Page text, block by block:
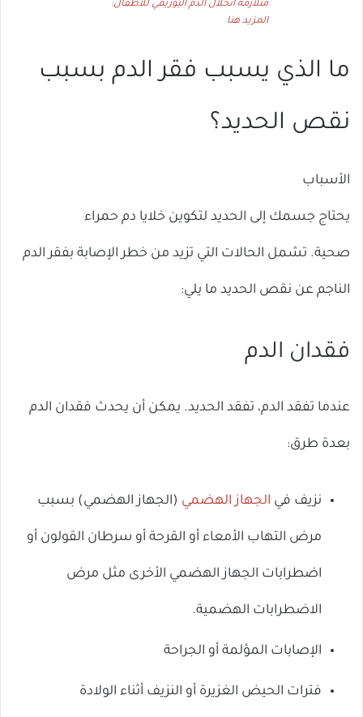
متلازمة انحلال الدم اليوريمي للأطفال:
المزيد هنا
ما الذي يسبب فقر الدم بسبب
نقص الحديد؟
الأسباب
يحتاج جسمك إلى الحديد لتكوين خلايا دم حمراء
صحية. تشمل الحالات التي تزيد من خطر الإصابة بفقر الدم
الناجم عن نقص الحديد ما يلي:
فقدان الدم
عندما تفقد الدم، تفقد الحديد. يمكن أن يحدث فقدان الدم
بعدة طرق:
نزيف في الجهاز الهضمي (الجهاز الهضمي) بسبب
مرض التهاب الأمعاء أو القرحة أو سرطان القولون أو
اضطرابات الجهاز الهضمي الأخرى مثل مرض
الاضطرابات الهضمية.
الإصابات المؤلمة أو الجراحة
فترات الحيض الغزيرة أو النزيف أثناء الولادة